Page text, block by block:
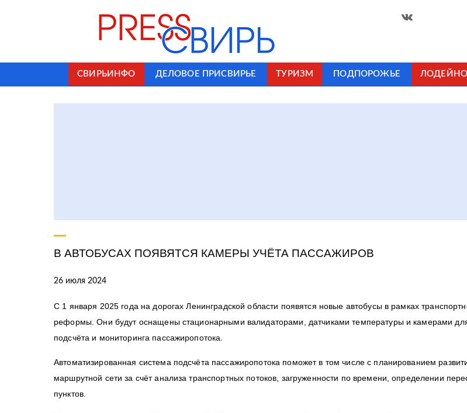
СВИРЬИНФО ДЕЛОВОЕ ПРИСВИРЬЕ ТУРИЗМ ПОДПОРОЖЬЕ
В АВТОБУСАХ ПОЯВЯТСЯ КАМЕРЫ УЧЁТА ПАССАЖИРОВ
26 июля 2024
С 1 января 2025 года на дорогах Ленинградской области появятся новые автобусы в рамках
реформы. Они будут оснащены стационарными валидаторами, датчиками температуры и камерами
подсчёта и мониторинга пассажиропотока.
Автоматизированная система подсчёта пассажиропотока поможет в том числе с планированием
маршрутной сети за счёт анализа транспортных потоков, загруженности по времени, определении
пунктов.